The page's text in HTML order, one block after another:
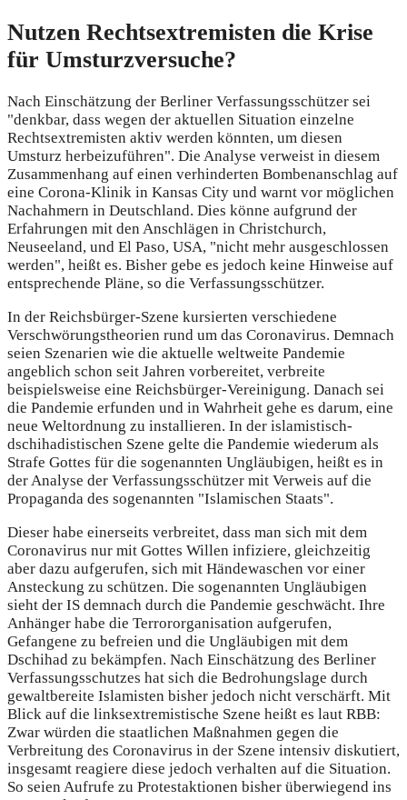
Nutzen Rechtsextremisten die Krise
für Umsturzversuche?
Nach Einschätzung der Berliner Verfassungsschützer sei
"denkbar, dass wegen der aktuellen Situation einzelne
Rechtsextremisten aktiv werden könnten, um diesen
Umsturz herbeizuführen". Die Analyse verweist in diesem
Zusammenhang auf einen verhinderten Bombenanschlag auf
eine Corona-Klinik in Kansas City und warnt vor möglichen
Nachahmern in Deutschland. Dies könne aufgrund der
Erfahrungen mit den Anschlägen in Christchurch,
Neuseeland, und El Paso, USA, "nicht mehr ausgeschlossen
werden", heißt es. Bisher gebe es jedoch keine Hinweise auf
entsprechende Pläne, so die Verfassungsschützer.
In der Reichsbürger-Szene kursierten verschiedene
Verschwörungstheorien rund um das Coronavirus. Demnach
seien Szenarien wie die aktuelle weltweite Pandemie
angeblich schon seit Jahren vorbereitet, verbreite
beispielsweise eine Reichsbürger-Vereinigung. Danach sei
die Pandemie erfunden und in Wahrheit gehe es darum, eine
neue Weltordnung zu installieren. In der islamistisch-
dschihadistischen Szene gelte die Pandemie wiederum als
Strafe Gottes für die sogenannten Ungläubigen, heißt es in
der Analyse der Verfassungsschützer mit Verweis auf die
Propaganda des sogenannten "Islamischen Staats".
Dieser habe einerseits verbreitet, dass man sich mit dem
Coronavirus nur mit Gottes Willen infiziere, gleichzeitig
aber dazu aufgerufen, sich mit Händewaschen vor einer
Ansteckung zu schützen. Die sogenannten Ungläubigen
sieht der IS demnach durch die Pandemie geschwächt. Ihre
Anhänger habe die Terrororganisation aufgerufen,
Gefangene zu befreien und die Ungläubigen mit dem
Dschihad zu bekämpfen. Nach Einschätzung des Berliner
Verfassungsschutzes hat sich die Bedrohungslage durch
gewaltbereite Islamisten bisher jedoch nicht verschärft. Mit
Blick auf die linksextremistische Szene heißt es laut RBB:
Zwar würden die staatlichen Maßnahmen gegen die
Verbreitung des Coronavirus in der Szene intensiv diskutiert,
insgesamt reagiere diese jedoch verhalten auf die Situation.
So seien Aufrufe zu Protestaktionen bisher überwiegend ins